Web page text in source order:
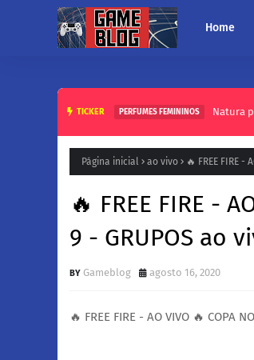
Home
TICKER PERFUMES FEMININOS Natura
Página inicial ao vivo 🔥 FREE FIRE -
🔥 FREE FIRE -
9 - GRUPOS ao
Gameblog agosto 16, 2020
🔥 FREE FIRE - AO VIVO 🔥 COPA